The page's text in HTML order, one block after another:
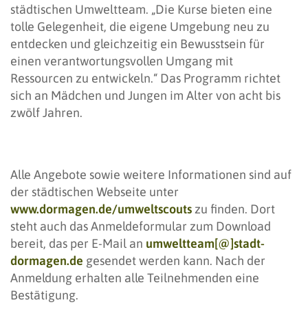
städtischen Umweltteam. „Die Kurse bieten eine
tolle Gelegenheit, die eigene Umgebung neu zu
entdecken und gleichzeitig ein Bewusstsein für
einen verantwortungsvollen Umgang mit
Ressourcen zu entwickeln.“ Das Programm richtet
sich an Mädchen und Jungen im Alter von acht bis
zwölf Jahren.
Alle Angebote sowie weitere Informationen sind auf
der städtischen Webseite unter
www.dormagen.de/umweltscouts zu finden. Dort
steht auch das Anmeldeformular zum Download
bereit, das per E-Mail an umweltteam[@]stadt-
dormagen.de gesendet werden kann. Nach der
Anmeldung erhalten alle Teilnehmenden eine
Bestätigung.